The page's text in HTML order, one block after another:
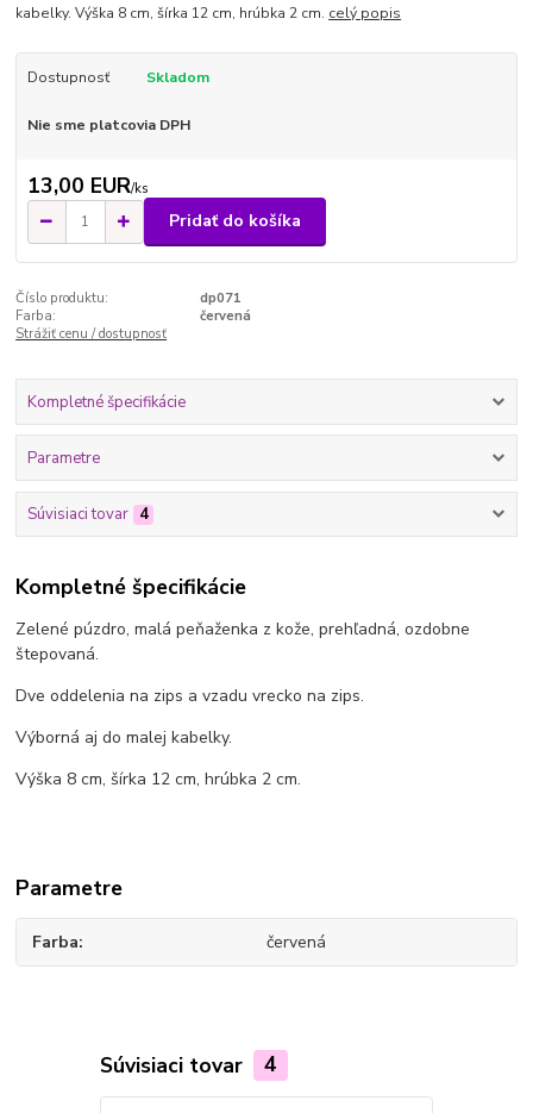
kabelky. Výška 8 cm, šírka 12 cm, hrúbka 2 cm. celý popis
Dostupnosť Skladom
Nie sme platcovia DPH
13,00 EUR/ks
Pridať do košíka
Číslo produktu:
dp071
Farba:
červená
Strážiť cenu / dostupnosť
Kompletné špecifikácie
Parametre
Súvisiaci tovar 4
Kompletné špecifikácie
Zelené púzdro, malá peňaženka z kože, prehľadná, ozdobne
štepovaná.
Dve oddelenia na zips a vzadu vrecko na zips.
Výborná aj do malej kabelky.
Výška 8 cm, šírka 12 cm, hrúbka 2 cm.
Parametre
Farba červená
Súvisiaci tovar 4